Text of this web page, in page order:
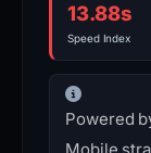
13.88s
Speed Index
Powered